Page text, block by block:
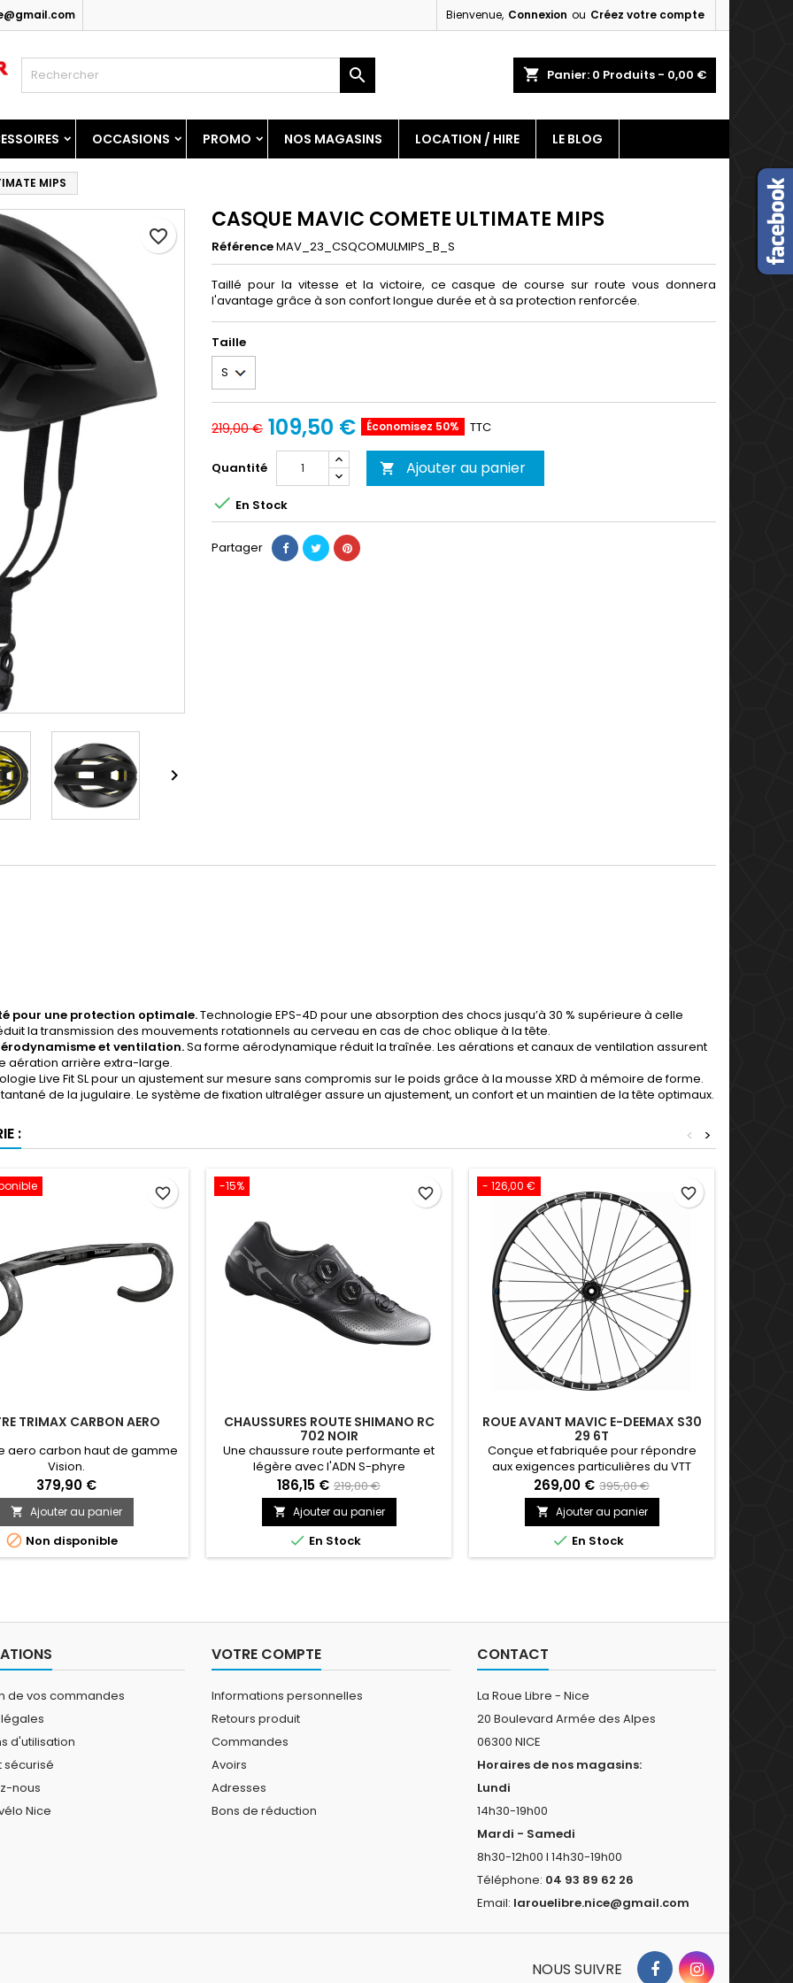
Bienvenue, Connexion ou Créez votre compte
shopping_cart Panier: 0 Produits - 0,00 €

OCCASIONS PROMO NOS MAGASINS LOCATION / HIRE LE BLOG
MIPS

CASQUE MAVIC COMETE ULTIMATE MIPS
RéférenceMAV_23_CSQCOMULMIPS_B_S
Taillé pour la vitesse et la victoire, ce casque de course sur route vous donnera
l'avantage grâce à son confort longue durée et à sa protection renforcée.
Taille
219,00 € 109,50 € Économisez 50% TTC
Quantité  Ajouter au panier
favorite_border
 En Stock
Partager
pour une protection optimale.Technologie EPS-4D pour une absorption des chocs jusqu’à 30 % supérieure à celle
la transmission des mouvements rotationnels au cerveau en cas de choc oblique à la tête.
et ventilation.Sa forme aérodynamique réduit la traînée. Les aérations et canaux de ventilation assurent
aération arrière extra-large.
Live Fit SL pour un ajustement sur mesure sans compromis sur le poids grâce à la mousse XRD à mémoire de forme.
de la jugulaire. Le système de fixation ultraléger assure un ajustement, un confort et un maintien de la tête optimaux.
: >
<
TRIMAX CARBON AERO
aero carbon haut de gamme
Vision.
379,90 €
 Ajouter au panier
 Non disponible
favorite_border -15%
CHAUSSURES ROUTE SHIMANO RC
702 NOIR
Une chaussure route performante et
légère avec l'ADN S-phyre
186,15 € 219,00 €
 Ajouter au panier
 En Stock
favorite_border - 126,00 €
ROUE AVANT MAVIC E-DEEMAX S30
29 6T
Conçue et fabriquée pour répondre
aux exigences particulières du VTT
électrique, cette roue de 29’’ est
équipée de jantes en aluminium avec
système de protection contre les
crevaisons par pincement, et de toutes
les dernières technologies Mavic.
269,00 € 395,00 €
 Ajouter au panier
 En Stock
favorite_border
de vos commandes
d'utilisation
sécurisé
nous
Nice
VOTRE COMPTE
Informations personnelles
Retours produit
Commandes
Avoirs
Adresses
Bons de réduction
CONTACT
La Roue Libre - Nice
20 Boulevard Armée des Alpes
06300 NICE
Horaires de nos magasins:
Lundi
14h30-19h00
Mardi - Samedi
8h30-12h00 I 14h30-19h00
Téléphone: 04 93 89 62 26
Email: larouelibre.nice@gmail.com
wishlists
Create new list
une liste d'envies
devez être connecté pour ajouter des produits à votre liste
NOUS SUIVRE